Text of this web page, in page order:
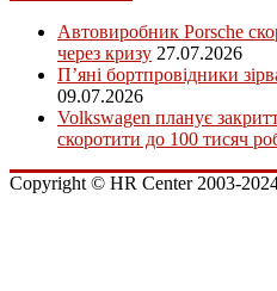
Автовиробник Porsche
через кризу 27.07.2026
П’яні бортпровідники
09.07.2026
Volkswagen планує
скоротити до 100 тисяч
Copyright © HR Center 2003-